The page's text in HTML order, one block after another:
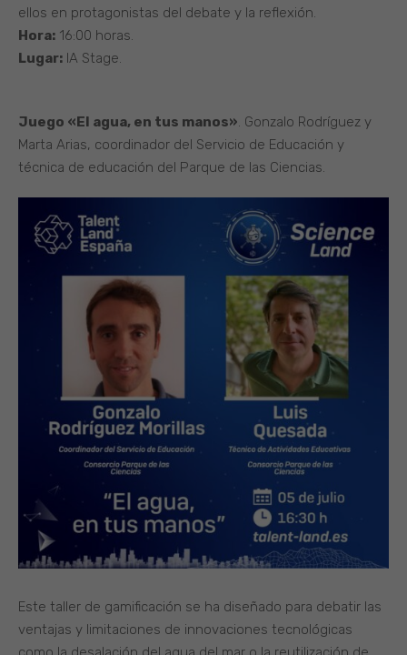
ellos en protagonistas del debate y la reflexión.
Hora: 16:00 horas.
Lugar: IA Stage.
Juego «El agua, en tus manos». Gonzalo Rodríguez y
Marta Arias, coordinador del Servicio de Educación y
técnica de educación del Parque de las Ciencias.
Este taller de gamificación se ha diseñado para debatir las
ventajas y limitaciones de innovaciones tecnológicas